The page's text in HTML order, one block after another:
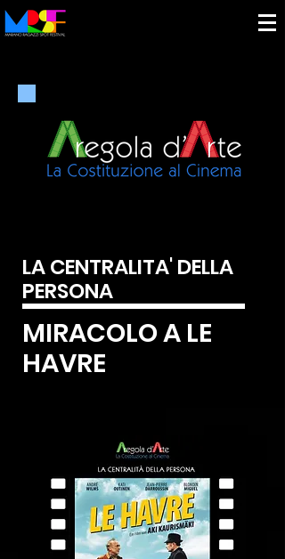
LA CENTRALITA' DELLA
PERSONA
MIRACOLO A LE
HAVRE